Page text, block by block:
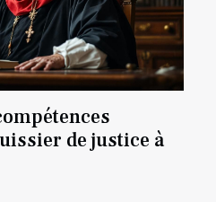
de justice à